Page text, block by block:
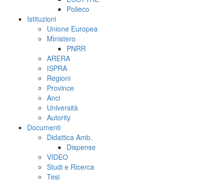
Polieco
Istituzioni
Unione Europea
Ministero
PNRR
ARERA
ISPRA
Regioni
Province
Anci
Università
Autority
Documenti
Didattica Amb.
Dispense
VIDEO
Studi e Ricerca
Tesi